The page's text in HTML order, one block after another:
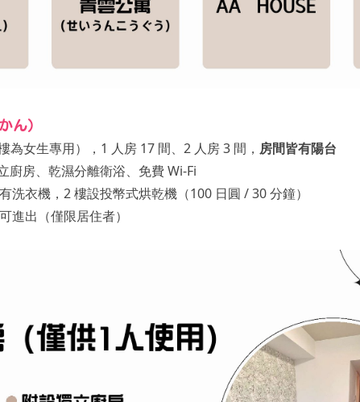
ん）
為女生專用），1 人房 17 間、2 人房 3 間， 房間皆有陽台
廚房、乾濕分離衛浴、免費 Wi-Fi
洗衣機，2 樓設投幣式烘乾機（100 日圓 / 30 分鐘）
進出（僅限居住者）